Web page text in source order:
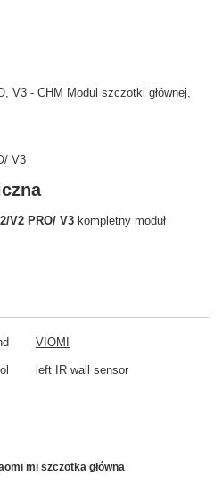
V3 - CHM Modul szczotki głównej,
V3
V2 PRO/ V3 kompletny moduł
VIOMI
left IR wall sensor
mi szczotka główna